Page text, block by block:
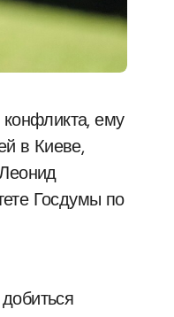
в Киеве,
Госдумы по